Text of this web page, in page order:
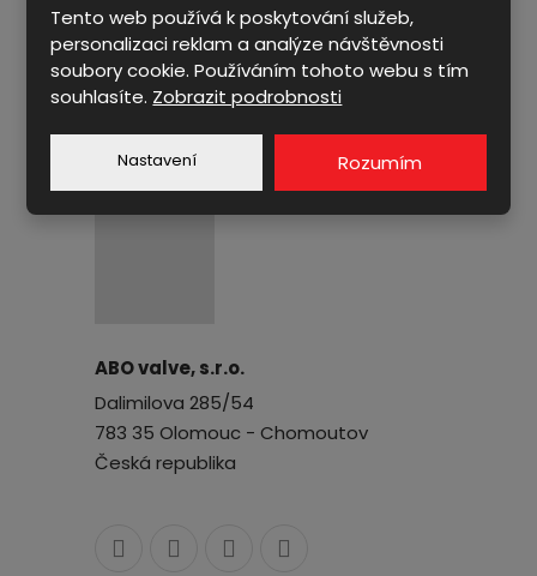
EXCENTRICKÉ UZAVÍRACÍ KLAPKY
ŠOUPÁTKA & ZPĚTNÉ KLAPKY
VENTILY & KOHOUTY
ABO valve, s.r.o.
Dalimilova 285/54
783 35 Olomouc - Chomoutov
Česká republika
Tento web používá k poskytování služeb,
personalizaci reklam a analýze návštěvnosti
soubory cookie. Používáním tohoto webu s tím
souhlasíte. Zobrazit podrobnosti
Nastavení Rozumím